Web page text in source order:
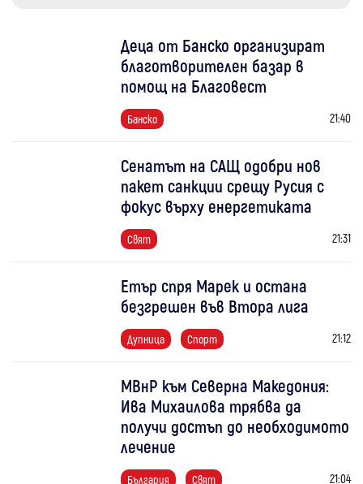
Деца от Банско организират
благотворителен базар в
помощ на Благовест
Банско 21:40
Сенатът на САЩ одобри нов
пакет санкции срещу Русия с
фокус върху енергетиката
Свят 21:31
Етър спря Марек и остана
безгрешен във Втора лига
Дупница Спорт 21:12
МВнР към Северна Македония:
Ива Михаилова трябва да
получи достъп до необходимото
лечение
България Свят 21:04